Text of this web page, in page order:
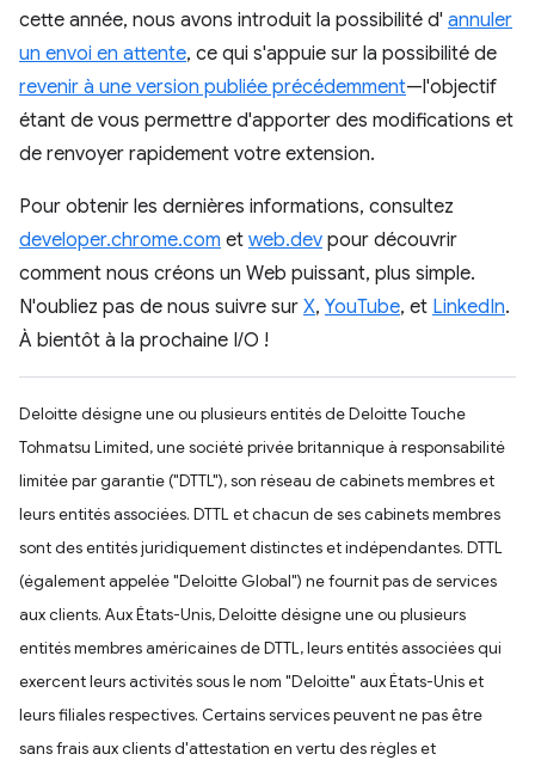
cette année, nous avons introduit la possibilité d' annuler
un envoi en attente, ce qui s'appuie sur la possibilité de
revenir à une version publiée précédemment—l'objectif
étant de vous permettre d'apporter des modifications et
de renvoyer rapidement votre extension.
Pour obtenir les dernières informations, consultez
developer.chrome.com et web.dev pour découvrir
comment nous créons un Web puissant, plus simple.
N'oubliez pas de nous suivre sur X, YouTube, et LinkedIn.
À bientôt à la prochaine I/O !
Deloitte désigne une ou plusieurs entités de Deloitte Touche
Tohmatsu Limited, une société privée britannique à responsabilité
limitée par garantie ("DTTL"), son réseau de cabinets membres et
leurs entités associées. DTTL et chacun de ses cabinets membres
sont des entités juridiquement distinctes et indépendantes. DTTL
(également appelée "Deloitte Global") ne fournit pas de services
aux clients. Aux États-Unis, Deloitte désigne une ou plusieurs
entités membres américaines de DTTL, leurs entités associées qui
exercent leurs activités sous le nom "Deloitte" aux États-Unis et
leurs filiales respectives. Certains services peuvent ne pas être
sans frais aux clients d'attestation en vertu des règles et